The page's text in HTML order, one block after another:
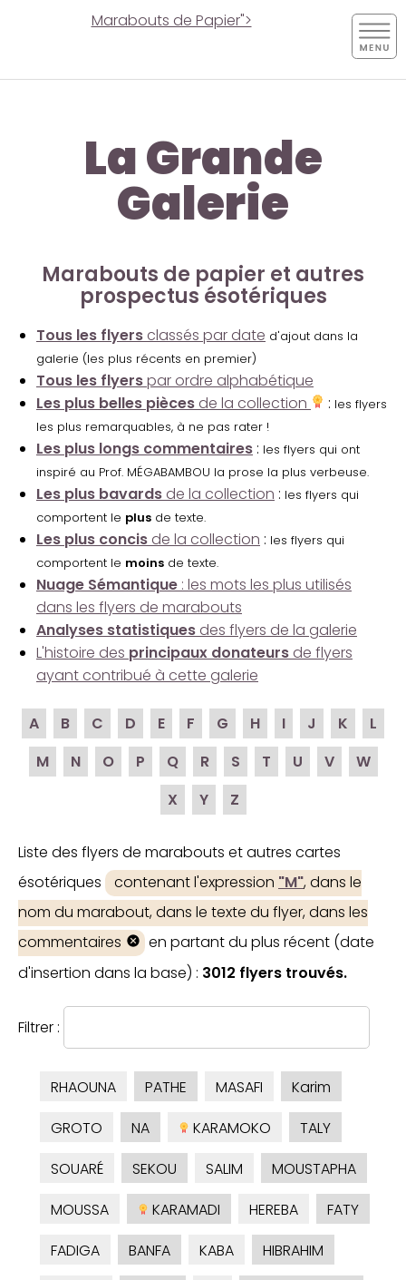
Marabouts de Papier">
La Grande
Galerie
Marabouts de papier et autres
prospectus ésotériques
Tous les flyers classés par date d'ajout dans la
galerie (les plus récents en premier)
Tous les flyerspar ordre alphabétique
Les plus belles pièces de la collection : les flyers
les plus remarquables, à ne pas rater !
Les plus longs commentaires : les flyers qui ont
inspiré au Prof. MÉGABAMBOU la prose la plus verbeuse.
Les plus bavards de la collection : les flyers qui
comportent le plus de texte.
Les plus concis de la collection : les flyers qui
comportent le moins de texte.
Nuage Sémantique : les mots les plus utilisés
dans les flyers de marabouts
Analyses statistiques des flyers de la galerie
L'histoire des principaux donateurs de flyers
ayant contribué à cette galerie
A B C D E F G H I J K
L
M
N O P Q R S T U V
W
X
Y Z
Liste des flyers de marabouts et autres cartes
ésotériques
contenant l'expression "M", dans le
nom du marabout, dans le texte du flyer, dans les
commentaires
en partant du plus récent (date
d'insertion dans la base) : 3012 flyers trouvés.
Filtrer :
RHAOUNA PATHE MASAFI
Karim
GROTO
NA KARAMOKO
TALY
SOUARÉ
SEKOU SALIM
MOUSTAPHA
MOUSSA
KARAMADI HEREBA
FATY
FADIGA
BANFA KABA
HIBRAHIM